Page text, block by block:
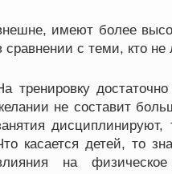
имеют более
сравнении с теми, кто
тренировку
не составит
касается детей, то
на